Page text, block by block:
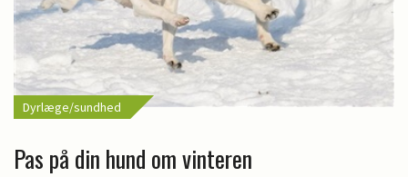
Dyrlæge/sundhed
Pas på din hund om vinteren